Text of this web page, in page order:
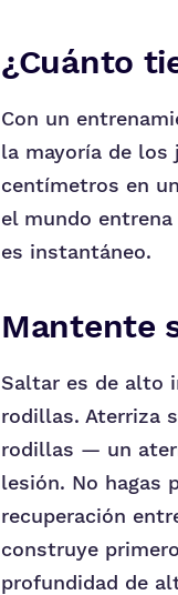
¿Cuánto
Con un
la mayoría de los
centímetros en
el mundo
es instantáneo.
Mantente
Saltar es de alto
rodillas. Aterriza
rodillas — un
lesión. No hagas
recuperación
construye
profundidad de